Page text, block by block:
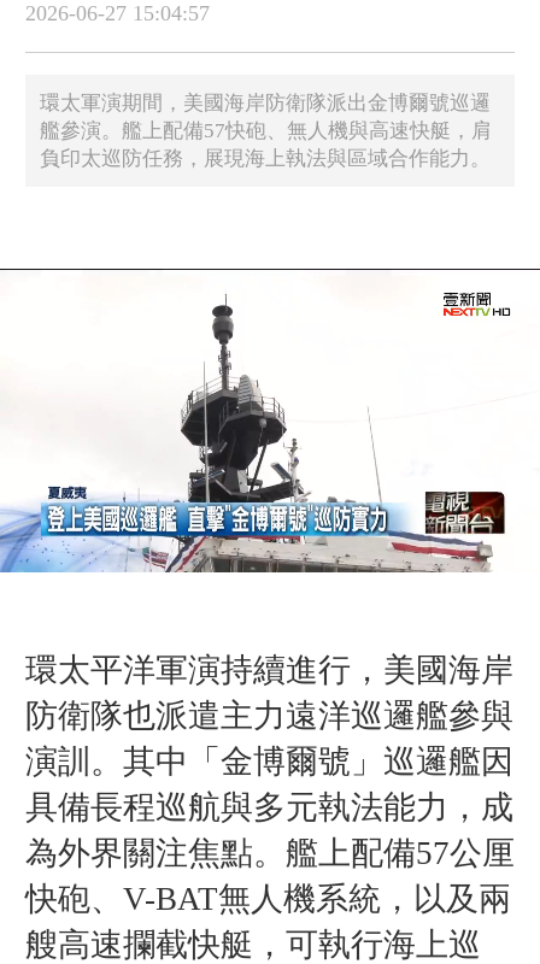
2026-06-27 15:04:57
環太軍演期間，美國海岸防衛隊派出金博爾號巡邏
艦參演。艦上配備57快砲、無人機與高速快艇，肩
負印太巡防任務，展現海上執法與區域合作能力。
環太平洋軍演持續進行，美國海岸
防衛隊也派遣主力遠洋巡邏艦參與
演訓。其中「金博爾號」巡邏艦因
具備長程巡航與多元執法能力，成
為外界關注焦點。艦上配備57公厘
快砲、V-BAT無人機系統，以及兩
艘高速攔截快艇，可執行海上巡